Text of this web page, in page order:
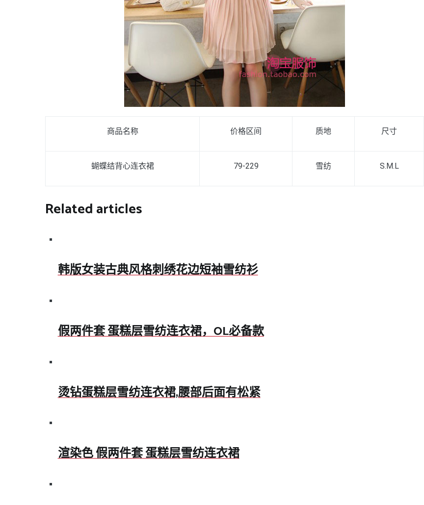
商品名称 价格区间 质地 尺寸
蝴蝶结背心连衣裙 79-229 雪纺 S.M.L
Related articles
韩版女装古典风格刺绣花边短袖雪纺衫
假两件套 蛋糕层雪纺连衣裙，OL必备款
烫钻蛋糕层雪纺连衣裙,腰部后面有松紧
渲染色 假两件套 蛋糕层雪纺连衣裙